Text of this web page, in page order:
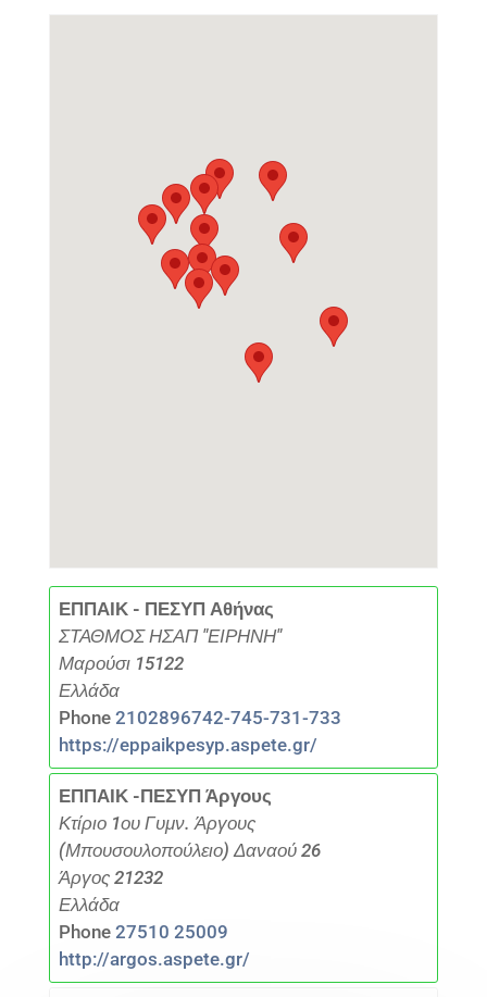
ΕΠΠΑΙΚ - ΠΕΣΥΠ Αθήνας
ΣΤΑΘΜΟΣ ΗΣΑΠ "ΕΙΡΗΝΗ"
Μαρούσι 15122
Ελλάδα
Phone 2102896742-745-731-733
https://eppaikpesyp.aspete.gr/
ΕΠΠΑΙΚ -ΠΕΣΥΠ Άργους
Κτίριο 1ου Γυμν. Άργους
(Μπουσουλοπούλειο) Δαναού 26
Άργος 21232
Ελλάδα
Phone 27510 25009
http://argos.aspete.gr/